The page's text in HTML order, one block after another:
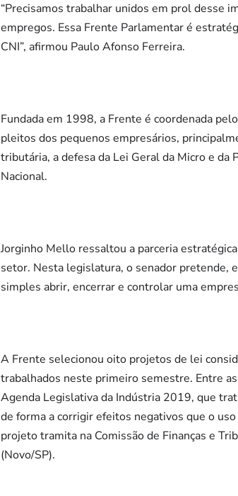
“Precisamos trabalhar unidos em prol desse
empregos. Essa Frente Parlamentar é
CNI”, afirmou Paulo Afonso Ferreira.
Fundada em 1998, a Frente é coordenada
pleitos dos pequenos empresários,
tributária, a defesa da Lei Geral da Micro e
Nacional.
Jorginho Mello ressaltou a parceria
setor. Nesta legislatura, o senador pretende,
simples abrir, encerrar e controlar uma
A Frente selecionou oito projetos de lei
trabalhados neste primeiro semestre. Entre
Agenda Legislativa da Indústria 2019, que
de forma a corrigir efeitos negativos que o
projeto tramita na Comissão de Finanças e
(Novo/SP).